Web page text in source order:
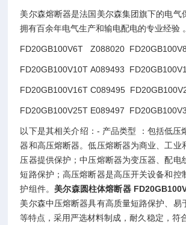
美尔森熔断器是法国美尔森集团旗下的电气
拥有百余年电气生产和输电配电的专业经验 。
FD20GB100V6T Z088020
FD20GB100V10T A089493
FD20GB100V16T C089495
FD20GB100V25T E089497
以下是其相关介绍：- 产品类型 ：包括低压
器和高压熔断器。低压熔断器为商业、工业
压器提供保护；中压熔断器为变压器、配电
短路保护；高压熔断器是高压开关设备和控
护组件。美尔森圆柱体熔断器
美尔森中压熔断器具有高质量短路保护、易
等特点，采用严选材料制成，耐久稳定，符